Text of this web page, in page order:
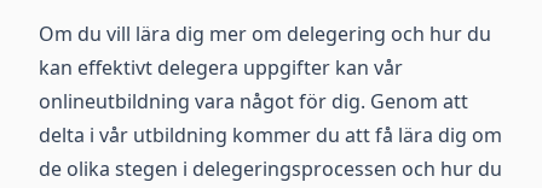
Om du vill lära dig mer om delegering och hur du
kan effektivt delegera uppgifter kan vår
onlineutbildning vara något för dig. Genom att
delta i vår utbildning kommer du att få lära dig om
de olika stegen i delegeringsprocessen och hur du